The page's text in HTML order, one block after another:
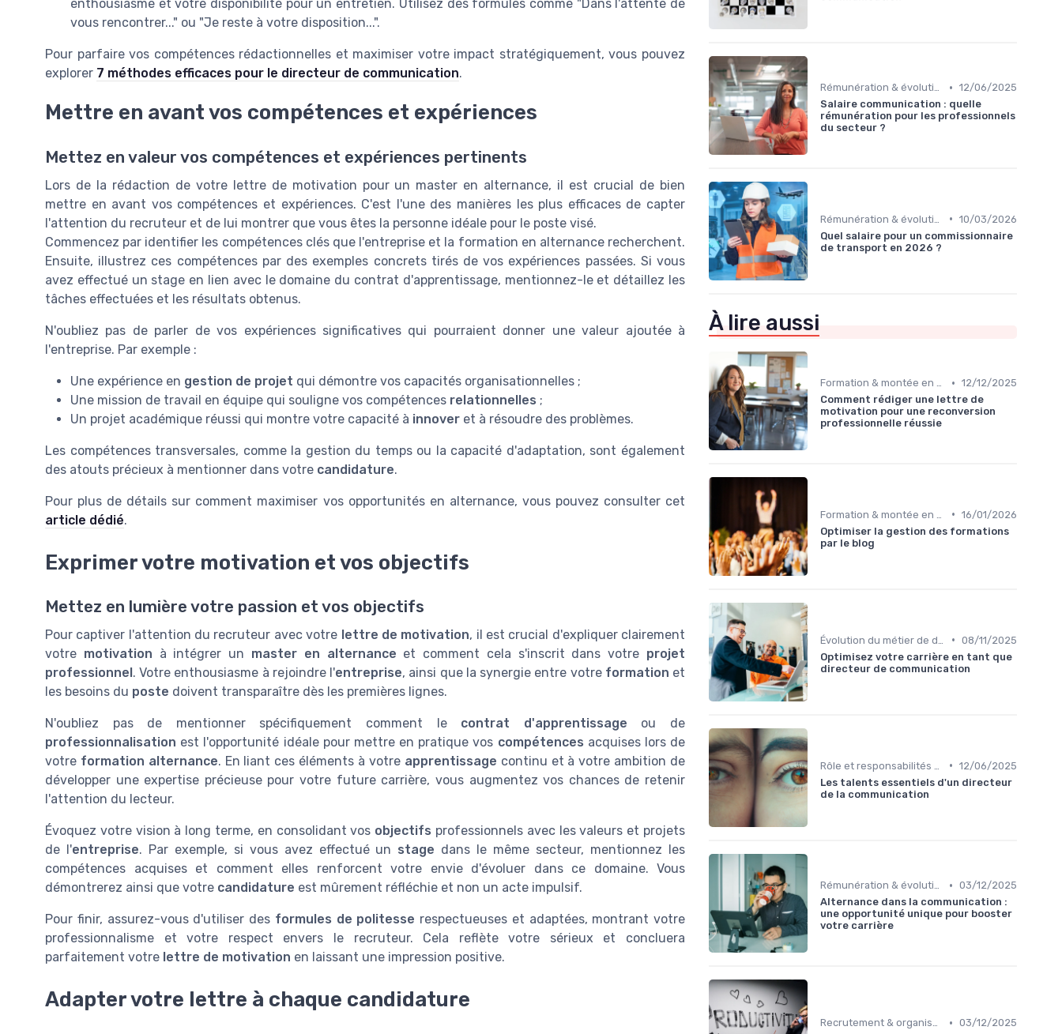
enthousiasme et votre disponibilité pour un entretien. Utilisez des formules comme "Dans l'attente de
vous rencontrer..." ou "Je reste à votre disposition...".
Pour parfaire vos compétences rédactionnelles et maximiser votre impact stratégiquement, vous pouvez
explorer 7 méthodes efficaces pour le directeur de communication.
Mettre en avant vos compétences et expériences
Mettez en valeur vos compétences et expériences pertinents
Lors de la rédaction de votre lettre de motivation pour un master en alternance, il est crucial de bien
mettre en avant vos compétences et expériences. C'est l'une des manières les plus efficaces de capter
l'attention du recruteur et de lui montrer que vous êtes la personne idéale pour le poste visé.
Commencez par identifier les compétences clés que l'entreprise et la formation en alternance recherchent.
Ensuite, illustrez ces compétences par des exemples concrets tirés de vos expériences passées. Si vous
avez effectué un stage en lien avec le domaine du contrat d'apprentissage, mentionnez-le et détaillez les
tâches effectuées et les résultats obtenus.
N'oubliez pas de parler de vos expériences significatives qui pourraient donner une valeur ajoutée à
l'entreprise. Par exemple :
Une expérience en gestion de projet qui démontre vos capacités organisationnelles ;
Une mission de travail en équipe qui souligne vos compétences relationnelles ;
Un projet académique réussi qui montre votre capacité à innover et à résoudre des problèmes.
Les compétences transversales, comme la gestion du temps ou la capacité d'adaptation, sont également
des atouts précieux à mentionner dans votre candidature.
Pour plus de détails sur comment maximiser vos opportunités en alternance, vous pouvez consulter cet
article dédié.
Exprimer votre motivation et vos objectifs
Mettez en lumière votre passion et vos objectifs
Pour captiver l'attention du recruteur avec votre lettre de motivation, il est crucial d'expliquer clairement
votre motivation à intégrer un master en alternance et comment cela s'inscrit dans votre projet
professionnel. Votre enthousiasme à rejoindre l'entreprise, ainsi que la synergie entre votre formation et
les besoins du poste doivent transparaître dès les premières lignes.
N'oubliez pas de mentionner spécifiquement comment le contrat d'apprentissage ou de
professionnalisation est l'opportunité idéale pour mettre en pratique vos compétences acquises lors de
votre formation alternance. En liant ces éléments à votre apprentissage continu et à votre ambition de
développer une expertise précieuse pour votre future carrière, vous augmentez vos chances de retenir
l'attention du lecteur.
Évoquez votre vision à long terme, en consolidant vos objectifs professionnels avec les valeurs et projets
de l'entreprise. Par exemple, si vous avez effectué un stage dans le même secteur, mentionnez les
compétences acquises et comment elles renforcent votre envie d'évoluer dans ce domaine. Vous
démontrerez ainsi que votre candidature est mûrement réfléchie et non un acte impulsif.
Pour finir, assurez-vous d'utiliser des formules de politesse respectueuses et adaptées, montrant votre
professionnalisme et votre respect envers le recruteur. Cela reflète votre sérieux et concluera
parfaitement votre lettre de motivation en laissant une impression positive.
Adapter votre lettre à chaque candidature
Rémunération & évolution de carrière • 12/06/2025
Salaire communication : quelle
rémunération pour les professionnels
du secteur ?
• 10/03/2026
Quel salaire pour un commissionnaire
de transport en 2026 ?
À lire aussi
Formation & montée en compétences • 12/12/2025
Comment rédiger une lettre de
motivation pour une reconversion
professionnelle réussie
• 16/01/2026
Optimiser la gestion des formations
par le blog
• 08/11/2025
Optimisez votre carrière en tant que
directeur de communication
• 12/06/2025
Les talents essentiels d'un directeur
de la communication
Rémunération & évolution de carrière • 03/12/2025
Alternance dans la communication :
une opportunité unique pour booster
votre carrière
Recrutement & organisation des équipes communication • 03/12/2025